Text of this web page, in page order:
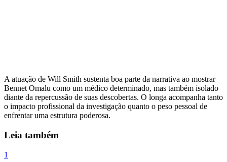
A atuação de Will Smith sustenta boa parte da narrativa ao mostrar
Bennet Omalu como um médico determinado, mas também isolado
diante da repercussão de suas descobertas. O longa acompanha tanto
o impacto profissional da investigação quanto o peso pessoal de
enfrentar uma estrutura poderosa.
Leia também
1